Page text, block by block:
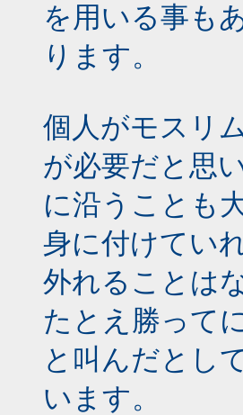
を用いる事も
ります。
個人がモスリ
が必要だと思
に沿うことも
身に付けてい
外れることは
たとえ勝って
と叫んだとし
います。